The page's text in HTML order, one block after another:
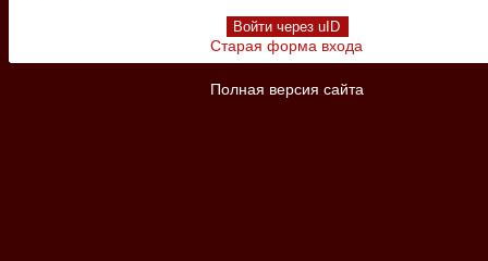
Войти через uID
Старая форма входа
Полная версия сайта